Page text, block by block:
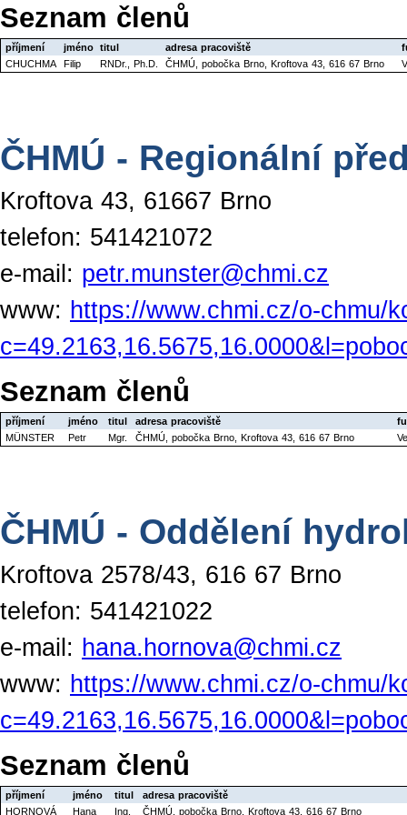
Seznam členů
příjmení jméno titul adresa pracoviště
CHUCHMA
Filip RNDr., Ph.D. ČHMÚ, pobočka Brno, Kroftova 43, 616 67 Brno
ČHMÚ - Regionální
Kroftova 43, 61667 Brno
telefon: 541421072
e-mail: petr.munster@chmi.cz
www: https://www.chmi.cz/o-chmu/
Seznam členů
příjmení jméno titul adresa pracoviště
MÜNSTER
Petr Mgr. ČHMÚ, pobočka Brno, Kroftova 43, 616 67 Brno
ČHMÚ - Oddělení
Kroftova 2578/43, 616 67 Brno
telefon: 541421022
e-mail: hana.hornova@chmi.cz
www: https://www.chmi.cz/o-chmu/
Seznam členů
příjmení jméno titul
adresa pracoviště
HORNOVÁ
Hana Ing. ČHMÚ, pobočka Brno, Kroftova 43, 616 67 Brno